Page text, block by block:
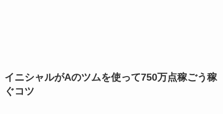
イニシャルがAのツムを使って750万点稼ごう稼
ぐコツ